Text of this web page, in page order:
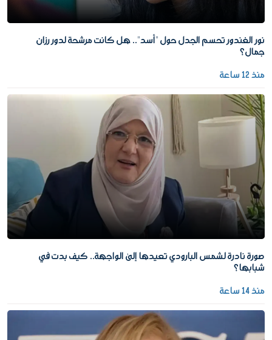
نور الغندور تحسم الجدل حول "أسد".. هل كانت مرشحة لدور رزان
جمال؟
منذ 12 ساعة
صورة نادرة لشمس البارودي تعيدها إلى الواجهة.. كيف بدت في
شبابها؟
منذ 14 ساعة